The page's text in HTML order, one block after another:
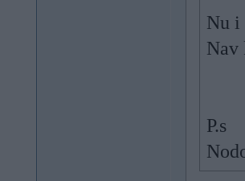
Nu i
Nav
P.s